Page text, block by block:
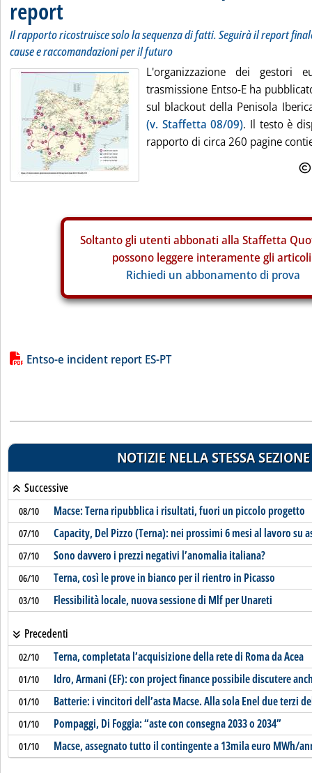
report
Il rapporto ricostruisce solo la sequenza di fatti. Seguirà il report
cause e raccomandazioni per il futuro
L'organizzazione dei gestori
trasmissione Entso-E ha
sul blackout della Penisola
(v. Staffetta 08/09). Il testo è
rapporto di circa 260 pagine
Soltanto gli utenti abbonati alla Staffetta
possono leggere interamente gli
Richiedi un abbonamento di prova
Lista allegati PDF alla notizia
Entso-e incident report ES-PT
NOTIZIE NELLA STESSA SEZIONE
Successive
08/10 Macse: Terna ripubblica i risultati, fuori un piccolo progetto
07/10 Capacity, Del Pizzo (Terna): nei prossimi 6 mesi al lavoro su
07/10 Sono davvero i prezzi negativi l’anomalia italiana?
06/10 Terna, così le prove in bianco per il rientro in Picasso
03/10 Flessibilità locale, nuova sessione di Mlf per Unareti
Precedenti
02/10 Terna, completata l’acquisizione della rete di Roma da Acea
01/10 Idro, Armani (EF): con project finance possibile discutere
01/10 Batterie: i vincitori dell’asta Macse. Alla sola Enel due terzi
01/10 Pompaggi, Di Foggia: “aste con consegna 2033 o 2034”
01/10 Macse, assegnato tutto il contingente a 13mila euro MWh/